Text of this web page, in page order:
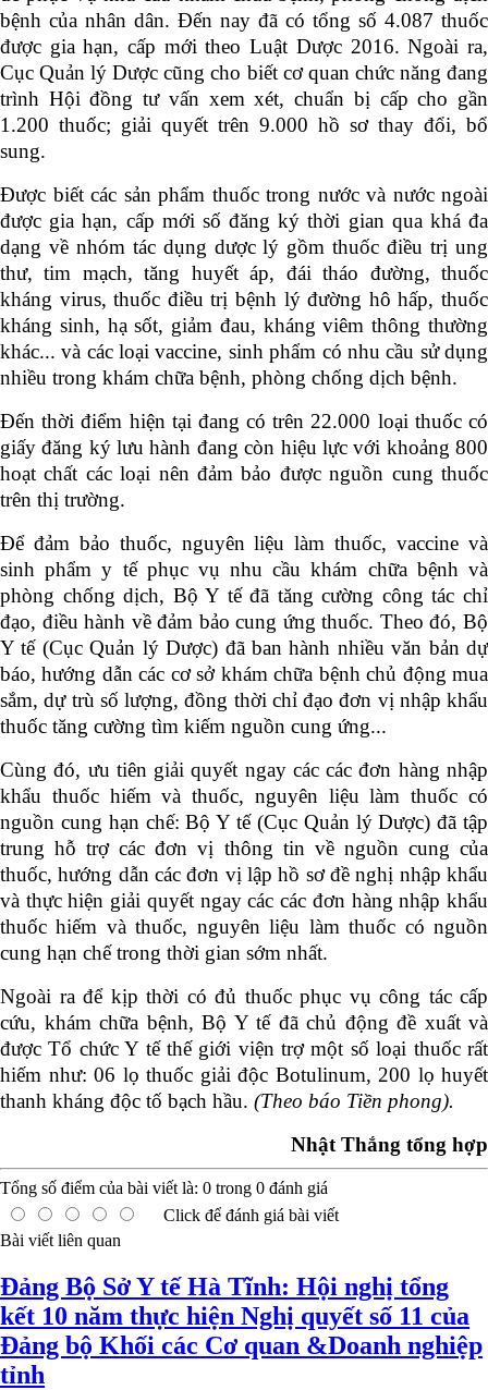
bệnh của nhân dân. Đến nay đã có tổng số 4.087 thuốc
được gia hạn, cấp mới theo Luật Dược 2016. Ngoài ra,
Cục Quản lý Dược cũng cho biết cơ quan chức năng đang
trình Hội đồng tư vấn xem xét, chuẩn bị cấp cho gần
1.200 thuốc; giải quyết trên 9.000 hồ sơ thay đổi, bổ
sung.
Được biết các sản phẩm thuốc trong nước và nước ngoài
được gia hạn, cấp mới số đăng ký thời gian qua khá đa
dạng về nhóm tác dụng dược lý gồm thuốc điều trị ung
thư, tim mạch, tăng huyết áp, đái tháo đường, thuốc
kháng virus, thuốc điều trị bệnh lý đường hô hấp, thuốc
kháng sinh, hạ sốt, giảm đau, kháng viêm thông thường
khác... và các loại vaccine, sinh phẩm có nhu cầu sử dụng
nhiều trong khám chữa bệnh, phòng chống dịch bệnh.
Đến thời điểm hiện tại đang có trên 22.000 loại thuốc có
giấy đăng ký lưu hành đang còn hiệu lực với khoảng 800
hoạt chất các loại nên đảm bảo được nguồn cung thuốc
trên thị trường.
Để đảm bảo thuốc, nguyên liệu làm thuốc, vaccine và
sinh phẩm y tế phục vụ nhu cầu khám chữa bệnh và
phòng chống dịch, Bộ Y tế đã tăng cường công tác chỉ
đạo, điều hành về đảm bảo cung ứng thuốc. Theo đó, Bộ
Y tế (Cục Quản lý Dược) đã ban hành nhiều văn bản dự
báo, hướng dẫn các cơ sở khám chữa bệnh chủ động mua
sắm, dự trù số lượng, đồng thời chỉ đạo đơn vị nhập khẩu
thuốc tăng cường tìm kiếm nguồn cung ứng...
Cùng đó, ưu tiên giải quyết ngay các các đơn hàng nhập
khẩu thuốc hiếm và thuốc, nguyên liệu làm thuốc có
nguồn cung hạn chế: Bộ Y tế (Cục Quản lý Dược) đã tập
trung hỗ trợ các đơn vị thông tin về nguồn cung của
thuốc, hướng dẫn các đơn vị lập hồ sơ đề nghị nhập khẩu
và thực hiện giải quyết ngay các các đơn hàng nhập khẩu
thuốc hiếm và thuốc, nguyên liệu làm thuốc có nguồn
cung hạn chế trong thời gian sớm nhất.
Ngoài ra để kịp thời có đủ thuốc phục vụ công tác cấp
cứu, khám chữa bệnh, Bộ Y tế đã chủ động đề xuất và
được Tổ chức Y tế thế giới viện trợ một số loại thuốc rất
hiếm như: 06 lọ thuốc giải độc Botulinum, 200 lọ huyết
thanh kháng độc tố bạch hầu. (Theo báo Tiền phong).
Nhật Thắng tổng hợp
Tổng số điểm của bài viết là: 0 trong 0 đánh giá
Click để đánh giá bài viết
Bài viết liên quan
Đảng Bộ Sở Y tế Hà Tĩnh: Hội nghị tổng
kết 10 năm thực hiện Nghị quyết số 11 của
Đảng bộ Khối các Cơ quan &Doanh nghiệp
tỉnh